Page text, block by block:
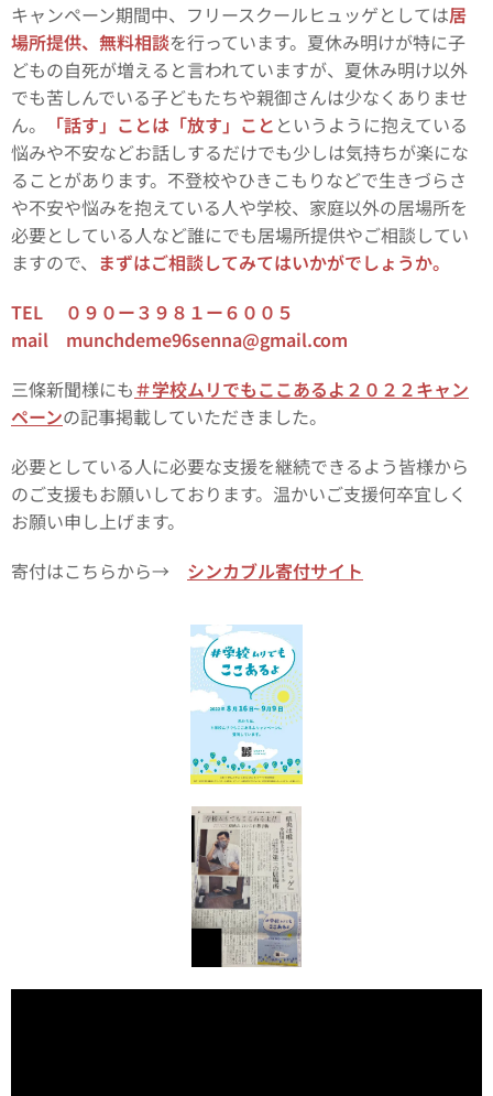
キャンペーン期間中、フリースクールヒュッゲとしては居
場所提供、無料相談を行っています。夏休み明けが特に子
どもの自死が増えると言われていますが、夏休み明け以外
でも苦しんでいる子どもたちや親御さんは少なくありませ
ん。
「話す」ことは「放す」こと というように抱えている
悩みや不安などお話しするだけでも少しは気持ちが楽にな
ることがあります。不登校やひきこもりなどで生きづらさ
や不安や悩みを抱えている人や学校、家庭以外の居場所を
必要としている人など誰にでも居場所提供やご相談してい
ますので、 まずはご相談してみてはいかがでしょうか。
TEL ０９０ー３９８１ー６００５
mail munchdeme96senna@gmail.com
三條新聞様にも＃学校ムリでもここあるよ２０２２キャン
ペーンの記事掲載していただきました。
必要としている人に必要な支援を継続できるよう皆様から
のご支援もお願いしております。温かいご支援何卒宜しく
お願い申し上げます。
寄付はこちらから→ シンカブル寄付サイト